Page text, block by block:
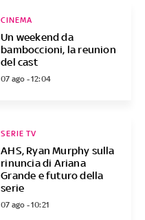
Un weekend da
bamboccioni, la reunion
del cast
CINEMA
07 ago - 12:04
AHS, Ryan Murphy sulla
rinuncia di Ariana
Grande e futuro della
serie
SERIE TV
07 ago - 10:21